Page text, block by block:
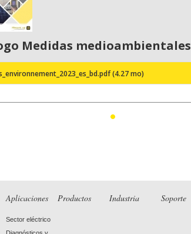
Medidas medioambientales
(4.27 mo)
Aplicaciones
Sector eléctrico
Productos Industria Soporte